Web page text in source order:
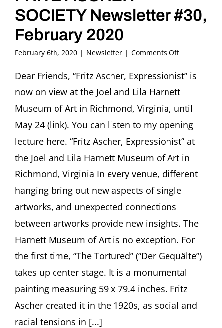
SOCIETY Newsletter #30,
February 2020
February 6th, 2020 | Newsletter | Comments Offon
ASCHER
Newsletter
#30,
February
2020
Dear Friends, “Fritz Ascher, Expressionist” is
now on view at the Joel and Lila Harnett
Museum of Art in Richmond, Virginia, until
May 24 (link). You can listen to my opening
lecture here. “Fritz Ascher, Expressionist” at
the Joel and Lila Harnett Museum of Art in
Richmond, Virginia In every venue, different
hanging bring out new aspects of single
artworks, and unexpected connections
between artworks provide new insights. The
Harnett Museum of Art is no exception. For
the first time, “The Tortured” (“Der Gequälte”)
takes up center stage. It is a monumental
painting measuring 59 x 79.4 inches. Fritz
Ascher created it in the 1920s, as social and
racial tensions in [...]